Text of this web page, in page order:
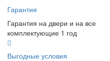
Гарантия
Гарантия на двери и на все
комплектующие 1 год
Выгодные условия